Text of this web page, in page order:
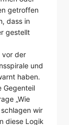
getroffen
dass in
gestellt
vor der
und
haben.
Gegenteil
„Wie
schlagen wir
diese Logik